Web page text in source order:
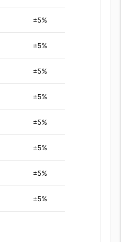
±5%
±5%
±5%
±5%
±5%
±5%
±5%
±5%